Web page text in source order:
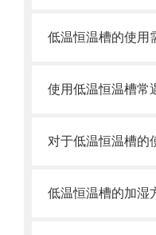
低温恒温槽的使用
使用低温恒温槽常
低温恒温槽的加湿